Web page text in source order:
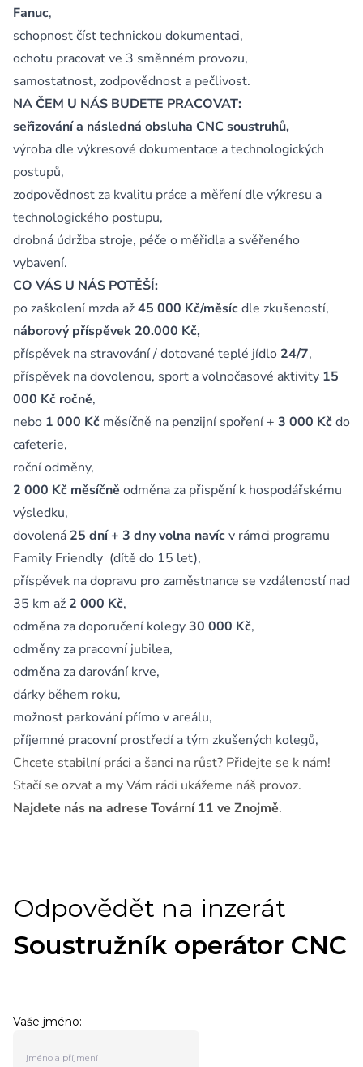
Fanuc,
schopnost číst technickou dokumentaci,
ochotu pracovat ve 3 směnném provozu,
samostatnost, zodpovědnost a pečlivost.
NA ČEM U NÁS BUDETE PRACOVAT:
seřizování a následná obsluha CNC soustruhů,
výroba dle výkresové dokumentace a technologických
postupů,
zodpovědnost za kvalitu práce a měření dle výkresu a
technologického postupu,
drobná údržba stroje, péče o měřidla a svěřeného
vybavení.
CO VÁS U NÁS POTĚŠÍ:
po zaškolení mzda až45 000 Kč/měsícdle zkušeností,
náborový příspěvek 20.000 Kč,
příspěvek na stravování / dotované teplé jídlo 24/7,
příspěvek na dovolenou, sport a volnočasové aktivity 15
000 Kč ročně,
nebo 1 000 Kč měsíčně na penzijní spoření + 3 000 Kčdo
cafeterie,
roční odměny,
2 000 Kč měsíčně odměna za přispění k hospodářskému
výsledku,
dovolená 25 dní + 3 dny volna navícv rámci programu
Family Friendly (dítě do 15 let),
příspěvek na dopravu pro zaměstnance se vzdáleností nad
35 km až 2 000 Kč,
odměna za doporučení kolegy30 000 Kč,
odměny za pracovní jubilea,
odměna za darování krve,
dárky během roku,
možnost parkování přímo v areálu,
příjemné pracovní prostředí a tým zkušených kolegů,
Chcete stabilní práci a šanci na růst? Přidejte se k nám!
Stačí se ozvat a my Vám rádi ukážeme náš provoz.
Najdete nás na adrese Tovární 11 ve Znojmě.